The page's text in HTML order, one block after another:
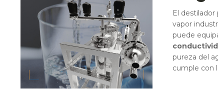
El
vapor
puede
pureza del
cumple con